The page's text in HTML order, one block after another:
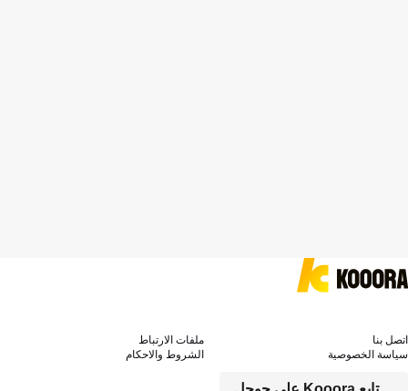
اتصل بنا
ملفات الارتباط
سياسة الخصوصية
الشروط والاحكام